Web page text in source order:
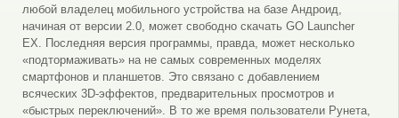
любой владелец мобильного устройства на базе Андроид,
начиная от версии 2.0, может свободно скачать GO Launcher
EX. Последняя версия программы, правда, может несколько
«подтормаживать» на не самых современных моделях
смартфонов и планшетов. Это связано с добавлением
всяческих 3D-эффектов, предварительных просмотров и
«быстрых переключений». В то же время пользователи Рунета,